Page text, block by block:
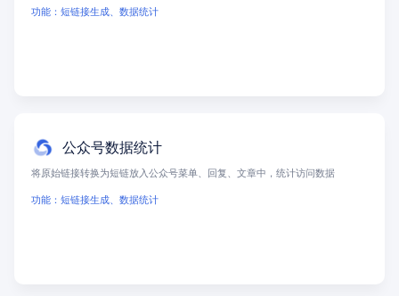
功能：短链接生成、数据统计
公众号数据统计
将原始链接转换为短链放入公众号菜单、回复、文章中，统计访问数据
功能：短链接生成、数据统计